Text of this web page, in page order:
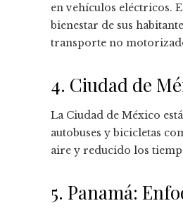
en vehículos eléctricos.
bienestar de sus
transporte no
4. Ciudad de
La Ciudad de México
autobuses y bicicletas
aire y reducido los
5. Panamá: